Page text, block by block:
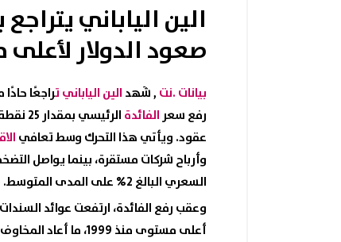
الين الياباني
صعود الدولار
بيانات .نت , شَهد الين الياباني تراجعًا
رفع سعرالفائدة
عقود. ويأتي هذا التحرك وسط تعافي
وأرباح شركات مستقرة، بينما يواصل
السعري البالغ 2% على المدى المتوسط.
وعقب رفع الفائدة، ارتفعت عوائد السندات
أعلى مستوى منذ